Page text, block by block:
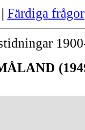
| Färdiga frågor